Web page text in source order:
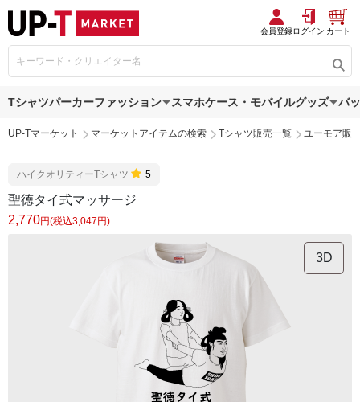
会員登録ログイン カート
Tシャツパーカーファッション スマホケース・モバイルグッズ バ
UP-Tマーケット マーケットアイテムの検索 Tシャツ販売一覧 ユーモア販
ハイクオリティーTシャツ 5
聖徳タイ式マッサージ
2,770円(税込3,047円)
3D